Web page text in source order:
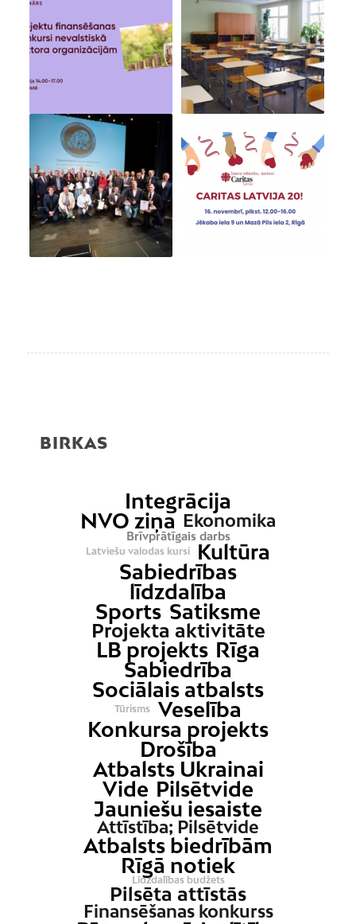
BIRKAS
Integrācija
NVO ziņa Ekonomika
Brīvprātīgais darbs
Latviešu valodas kursi
Kultūra
Sabiedrības
līdzdalība
Sports Satiksme
Projekta aktivitāte
LB projekts Rīga
Sabiedrība
Sociālais atbalsts
Tūrisms
Veselība
Konkursa projekts
Drošība
Atbalsts Ukrainai
Vide Pilsētvide
Jauniešu iesaiste
Attīstība; Pilsētvide
Atbalsts biedrībām
Rīgā notiek
Līdzdalības budžets
Pilsēta attīstās
Finansēšanas konkurss